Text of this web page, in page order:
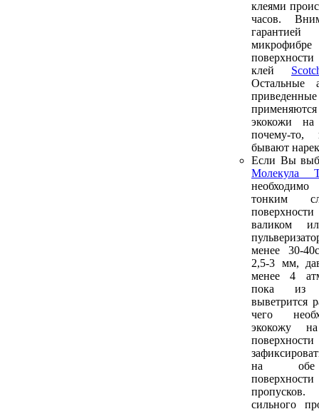
клеями
часов.
клей
Остальные
экокожи
почему-
бывают
Если Вы
Молекула
тонким
валиком
менее 30-
2,5-3 мм,
менее 4
пока из
выветрится
чего
экокожу
на обе
сильного